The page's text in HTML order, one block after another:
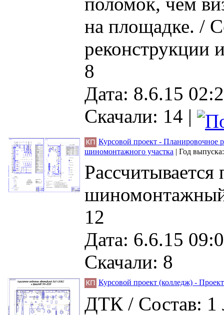
на площадке. /
реконструкции
8
Дата: 8.6.15
Скачали: 14 |
Курсовой проект - Планировочное
шиномонтажного участка | Год
шиномонтажный
12
Дата: 6.6.15
Скачали: 8
Курсовой проект (колледж) -
ДТК / Состав: 1